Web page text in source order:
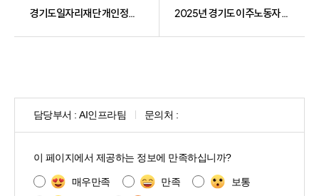
경기도일자리재단 개인정보처리방침 변경(2026.1.26.) 2025년 경기도 이주노동자 행복일터 사례집
담당부서 : AI인프라팀 문의처 :
이 페이지에서 제공하는 정보에 만족하십니까?
매우만족 만족
보통